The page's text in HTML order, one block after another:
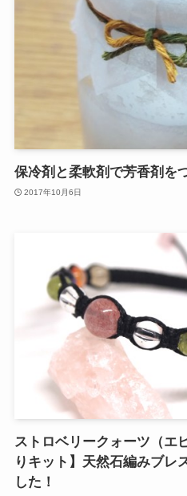
保冷剤と柔軟剤で芳香剤を
2017年10月6日
ストロベリークォーツ（エ
りキット】天然石編みブ
した！